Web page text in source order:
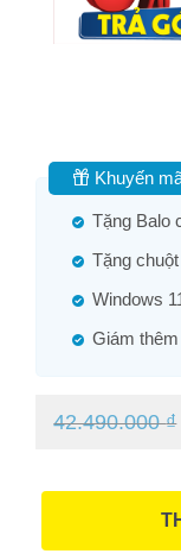
Khuyến
Tặng Balo
Tặng
Windows
Giám
42.490.000₫